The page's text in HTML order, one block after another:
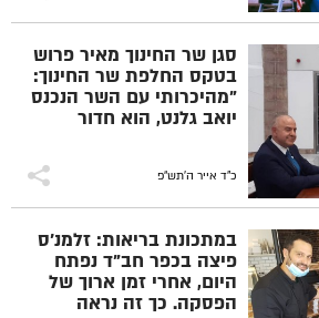
סגן שר החינוך מאיר פרוש
בטקס החלפת שר החינוך:
"מהיכרותי עם השר הנכנס
יואב גלנט, הוא חדור
שהוא יצעיד את מערכת
החינוך להישגים גדולים.
לצידו"
כ"ד אייר ה׳תש״פ
במתכונת בריאות: זלמנ'ס
פיצה בכפר חב"ד נפתח
היום, אחרי זמן ארוך של
הפסקה. כך זה נראה